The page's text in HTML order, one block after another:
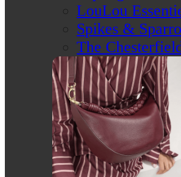
LouLou
Spikes &
The